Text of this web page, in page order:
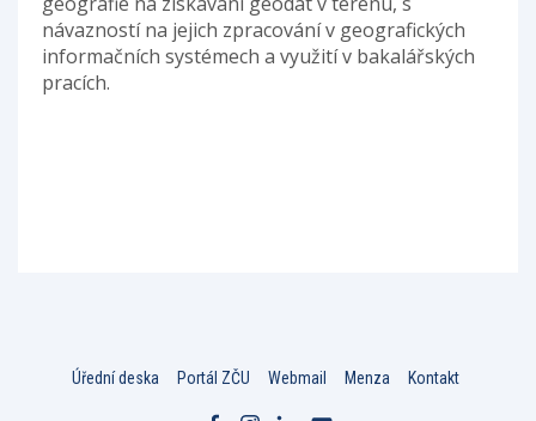
návazností na jejich zpracování v geografických
informačních systémech a využití v bakalářských
pracích.
Úřední deska Portál ZČU Webmail Menza Kontakt